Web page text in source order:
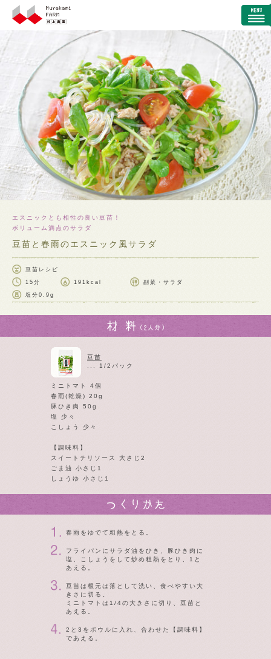
エスニックとも相性の良い豆苗！
ボリューム満点のサラダ
豆苗と春雨のエスニック風サラダ
豆苗レシピ
15分 191kcal
塩分 0.9g
副菜・サラダ
豆苗
... 1/2パック
ミニトマト 4個
春雨(乾燥) 20g
豚ひき肉 50g
塩 少々
こしょう 少々
【調味料】
スイートチリソース 大さじ2
ごま油 小さじ1
しょうゆ 小さじ1
春雨をゆでて粗熱をとる。
フライパンにサラダ油をひき、豚ひき肉に
塩、こしょうをして炒め粗熱をとり、1と
あえる。
豆苗は根元は落として洗い、食べやすい大
きさに切る。
ミニトマトは1/4の大きさに切り、豆苗と
あえる。
2と3をボウルに入れ、合わせた【調味料】
であえる。